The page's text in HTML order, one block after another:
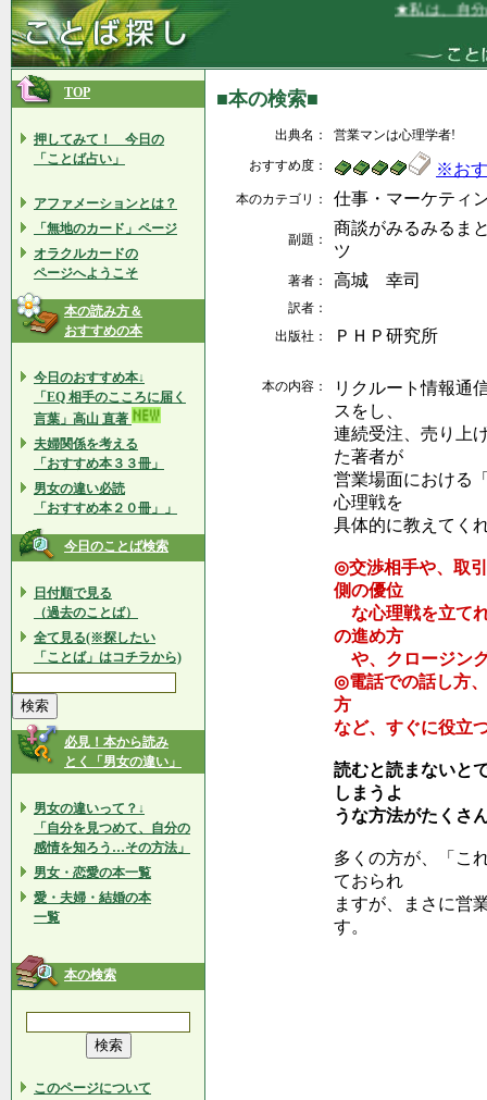
★私は、自分
TOP
押してみて！ 今日の
「ことば占い」
アファメーションとは？
「無地のカード」ページ
オラクルカードの
ページへようこそ
本の読み方＆
おすすめの本
今日のおすすめ本↓
「EQ 相手のこころに届く
言葉」高山 直著
夫婦関係を考える
「おすすめ本３３冊」
男女の違い必読
「おすすめ本２０冊」」
今日のことば検索
日付順で見る
（過去のことば）
全て見る(※探したい
「ことば」はコチラから)
必見！本から読み
とく「男女の違い」
男女の違いって？↓
「自分を見つめて、自分の
感情を知ろう…その方法」
男女・恋愛の本一覧
愛・夫婦・結婚の本
一覧
本の検索
このページについて
■本の検索■
出典名：
営業マンは心理学者!
おすすめ度：
※お
本のカテゴリ： 仕事・マーケティ
副題：
商談がみるみるま
ツ
著者： 高城 幸司
訳者：
出版社：
ＰＨＰ研究所
本の内容：
リクルート情報通
スをし、
連続受注、売り上
た著者が
営業場面における
心理戦を
具体的に教えてく
◎交渉相手や、取
側の優位
な心理戦を立て
の進め方
や、クロージン
◎電話での話し方
方
など、すぐに役立
読むと読まないと
しまうよ
うな方法がたくさ
多くの方が、「こ
ておられ
ますが、まさに営
す。